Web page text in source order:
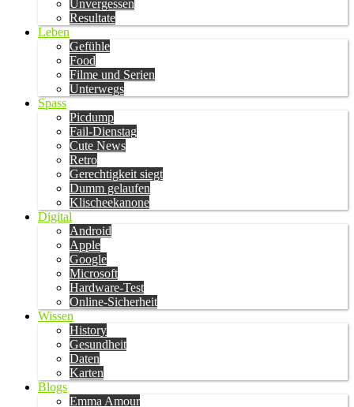
Unvergessen
Resultate
Leben
Gefühle
Food
Filme und Serien
Unterwegs
Spass
Picdump
Fail-Dienstag
Cute News
Retro
Gerechtigkeit siegt
Dumm gelaufen
Klischeekanone
Digital
Android
Apple
Google
Microsoft
Hardware-Test
Online-Sicherheit
Wissen
History
Gesundheit
Daten
Karten
Blogs
Emma Amour